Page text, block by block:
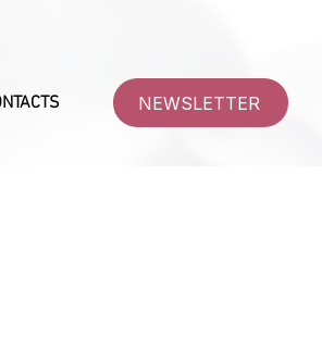
NEWSLETTER